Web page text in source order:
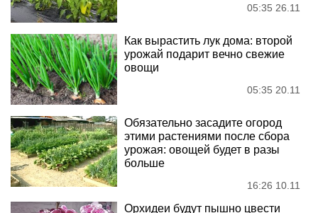
05:35 26.11
Как вырастить лук дома: второй
урожай подарит вечно свежие
овощи
05:35 20.11
Обязательно засадите огород
этими растениями после сбора
урожая: овощей будет в разы
больше
16:26 10.11
Орхидеи будут пышно цвести